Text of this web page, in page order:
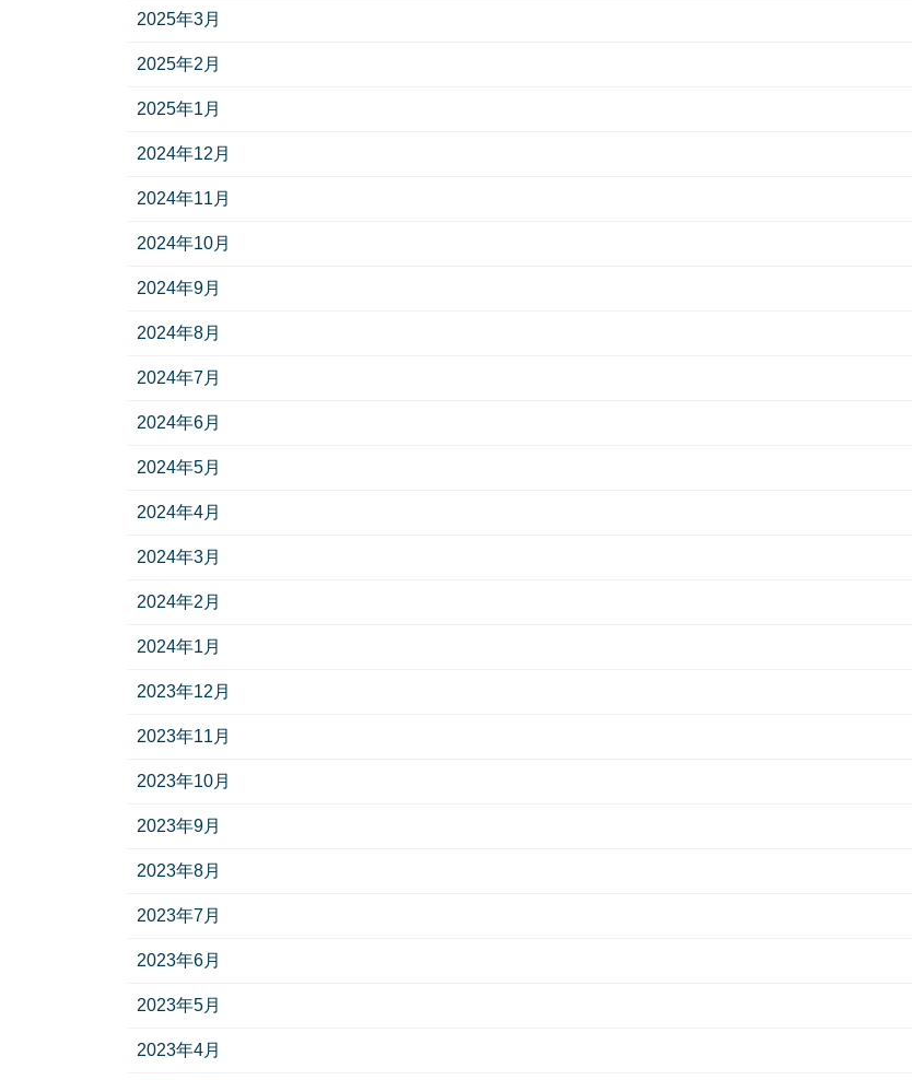
2025年3月
2025年2月
2025年1月
2024年12月
2024年11月
2024年10月
2024年9月
2024年8月
2024年7月
2024年6月
2024年5月
2024年4月
2024年3月
2024年2月
2024年1月
2023年12月
2023年11月
2023年10月
2023年9月
2023年8月
2023年7月
2023年6月
2023年5月
2023年4月